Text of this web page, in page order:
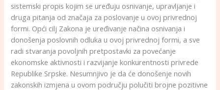
sistemski propis kojim se uređuju osnivanje, upravljanje i
druga pitanja od značaja za poslovanje u ovoj privrednoj
formi. Opći cilj Zakona je uređivanje načina osnivanja i
donošenja poslovnih odluka u ovoj privrednoj formi, a sve
radi stvaranja povoljnih pretpostavki za povećanje
ekonomske aktivnosti i razvijanje konkurentnosti privrede
Republike Srpske. Nesumnjivo je da će donošenje novih
zakonskih izmjena u ovom području polučiti brojne pozitivne